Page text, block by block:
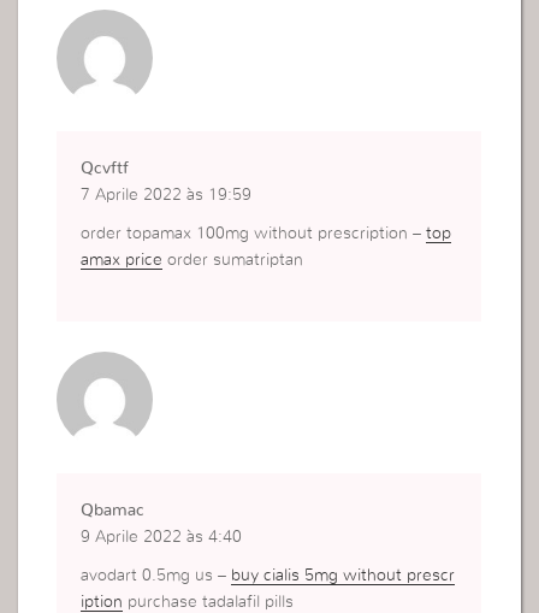
Qcvftf
7 Aprile 2022 às 19:59
order topamax 100mg without prescription –top
amax price order sumatriptan
Qbamac
9 Aprile 2022 às 4:40
avodart 0.5mg us – buy cialis 5mg without prescr
iption purchase tadalafil pills